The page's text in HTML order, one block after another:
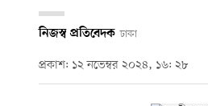
নিজস্ব প্রতিবেদক ঢাকা
প্রকাশ: ১২ নভেম্বর ২০২৪, ১৬: ২৮